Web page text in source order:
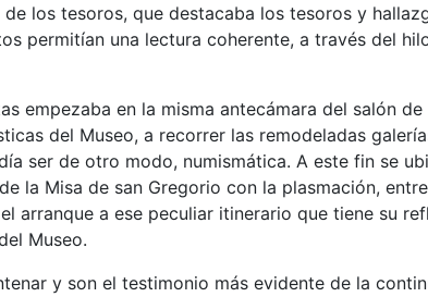
los tesoros, que destacaba los tesoros y
permitían una lectura coherente, a través del
empezaba en la misma antecámara del salón
del Museo, a recorrer las remodeladas
ser de otro modo, numismática. A este fin se
la Misa de san Gregorio con la plasmación,
arranque a ese peculiar itinerario que tiene su
Museo.
y son el testimonio más evidente de la